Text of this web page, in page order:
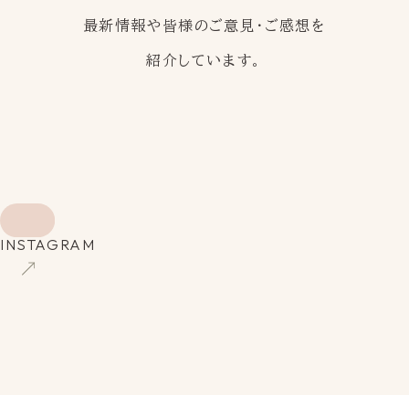
最新情報や皆様のご意見・ご感想を
紹介しています。
INSTAGRAM